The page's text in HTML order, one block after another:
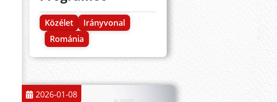
Közélet
Irányvonal
Románia
2026-01-08